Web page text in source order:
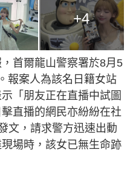
+4
首爾龍山警察署於8月5
報案人為該名日籍女站
「朋友正在直播中試圖
直播的網民亦紛紛在社
文，請求警方迅速出動
場時，該女已無生命跡